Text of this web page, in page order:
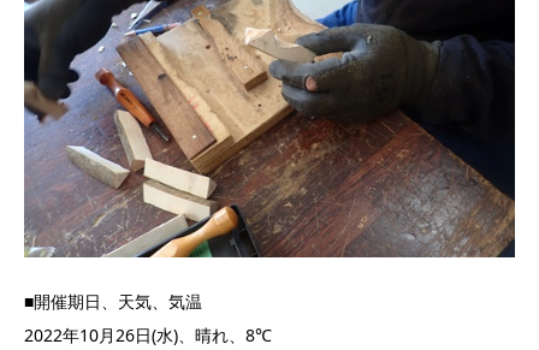
■開催期日、天気、気温
2022年10月26日(水)、晴れ、8℃